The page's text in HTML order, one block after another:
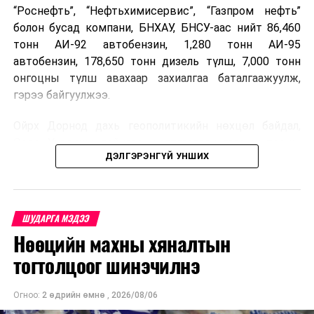
“Роснефть”, “Нефтьхимисервис”, “Газпром нефть”
болон бусад компани, БНХАУ, БНСУ-аас нийт 86,460
тонн АИ-92 автобензин, 1,280 тонн АИ-95
автобензин, 178,650 тонн дизель түлш, 7,000 тонн
онгоцны түлш авахаар захиалгаа баталгаажуулж,
гэрээ байгуулжээ.
Орос, Украины дайнаас шалтгаалсан газрын тосны
үнийн өсөлт дэлхийн зах зээлд буураагүй байна.
дахин өсөж, ОХУ болон бусад эх үүсвэрээс худалдан
авах шатахууны үнэ 1,200-2,000 ам.долларт хүрчээ.
Иймд дотоодын зах зээл дэх үнийн өсөлтийг
сааруулахын тулд гаалийн болон онцгой албан
татварыг тэглэх шаардлага үүссэнийг салбарын сайд
танилцуулсан байна.
ДЭЛГЭРЭНГҮЙ УНШИХ
ШУДАРГА МЭДЭЭ
Нөөцийн махны хяналтын
тогтолцоог шинэчилнэ
Огноо: 2 өдрийн өмнө , 2026/08/06